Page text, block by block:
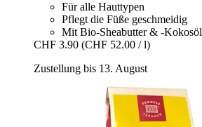
Für alle Hauttypen
Pflegt die Füße geschmeidig
Mit Bio-Sheabutter & -Kokosöl
CHF 3.90 (CHF 52.00 / l)
Zustellung bis 13. August